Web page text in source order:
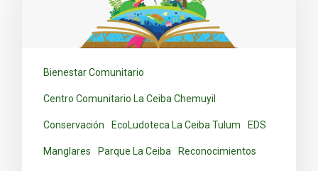
Bienestar Comunitario
Centro Comunitario La Ceiba Chemuyil
Conservación EcoLudoteca La Ceiba Tulum EDS
Manglares Parque La Ceiba Reconocimientos